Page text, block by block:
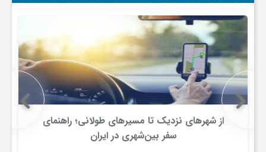
از شهرهای نزدیک تا مسیرهای طولانی؛ راهنمای
سفر بین‌شهری در ایران